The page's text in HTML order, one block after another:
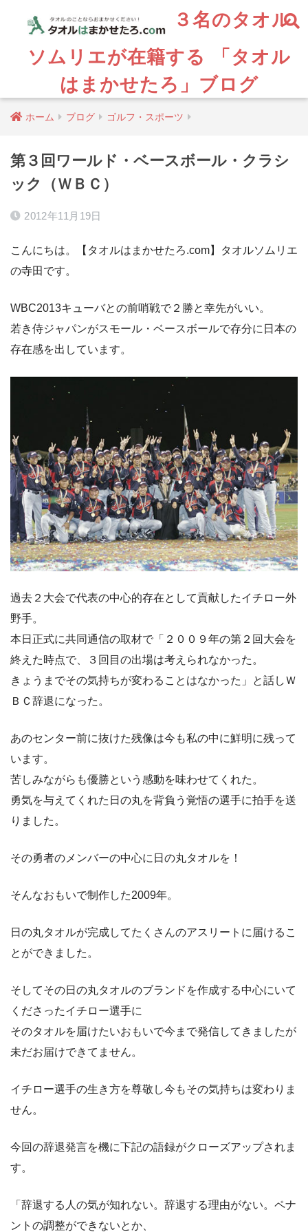
３名のタオル
ソムリエが在籍する 「タオル
はまかせたろ」ブログ
ホーム ブログ ゴルフ・スポーツ
第３回ワールド・ベースボール・クラシ
ック（ＷＢＣ）
2012年11月19日
こんにちは。【タオルはまかせたろ.com】タオルソムリエ
の寺田です。
WBC2013キューバとの前哨戦で２勝と幸先がいい。
若き侍ジャパンがスモール・ベースボールで存分に日本の
存在感を出しています。
過去２大会で代表の中心的存在として貢献したイチロー外
野手。
本日正式に共同通信の取材で「２００９年の第２回大会を
終えた時点で、３回目の出場は考えられなかった。
きょうまでその気持ちが変わることはなかった」と話しＷ
ＢＣ辞退になった。
あのセンター前に抜けた残像は今も私の中に鮮明に残って
います。
苦しみながらも優勝という感動を味わせてくれた。
勇気を与えてくれた日の丸を背負う覚悟の選手に拍手を送
りました。
その勇者のメンバーの中心に日の丸タオルを！
そんなおもいで制作した2009年。
日の丸タオルが完成してたくさんのアスリートに届けるこ
とができました。
そしてその日の丸タオルのブランドを作成する中心にいて
くださったイチロー選手に
そのタオルを届けたいおもいで今まで発信してきましたが
未だお届けできてません。
イチロー選手の生き方を尊敬し今もその気持ちは変わりま
せん。
今回の辞退発言を機に下記の語録がクローズアップされま
す。
「辞退する人の気が知れない。辞退する理由がない。ペナ
ントの調整ができないとか、